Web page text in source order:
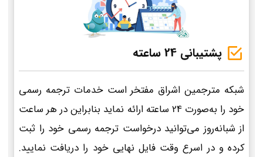
پشتیبانی 24 ساعته
شبکه مترجمین اشراق مفتخر است خدمات ترجمه رسمی
خود را به‌صورت 24 ساعته ارائه نماید بنابراین در هر ساعت
از شبانه‌روز می‌توانید درخواست ترجمه رسمی خود را ثبت
کرده و در اسرع وقت فایل نهایی خود را دریافت نمایید.